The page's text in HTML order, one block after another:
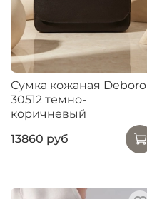
Сумка кожаная Deboro
30512 темно-
коричневый
13860 руб